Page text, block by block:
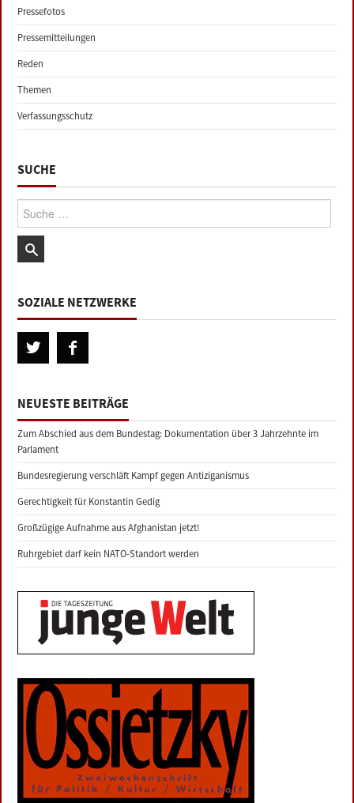
Pressefotos
Pressemitteilungen
Reden
Themen
Verfassungsschutz
SUCHE
Suche:
SOZIALE NETZWERKE
NEUESTE BEITRÄGE
Zum Abschied aus dem Bundestag: Dokumentation über 3 Jahrzehnte im
Parlament
Bundesregierung verschläft Kampf gegen Antiziganismus
Gerechtigkeit für Konstantin Gedig
Großzügige Aufnahme aus Afghanistan jetzt!
Ruhrgebiet darf kein NATO-Standort werden